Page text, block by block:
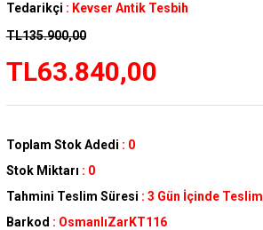
Tedarikçi : Kevser Antik Tesbih
TL135.900,00
TL63.840,00
Toplam Stok Adedi : 0
Stok Miktarı : 0
Tahmini Teslim Süresi : 3 Gün İçinde Teslim
Barkod : OsmanlıZarKT116